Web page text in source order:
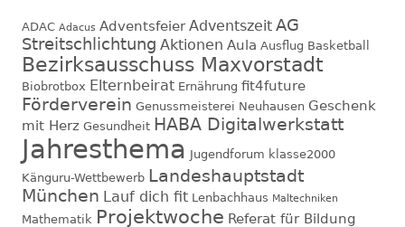
ADAC Adacus Adventsfeier Adventszeit AG
Streitschlichtung Aktionen Aula Ausflug Basketball
Bezirksausschuss Maxvorstadt
Biobrotbox Elternbeirat Ernährung fit4future
Förderverein Genussmeisterei Neuhausen Geschenk
mit Herz Gesundheit HABA Digitalwerkstatt
Jahresthema Jugendforum klasse2000
Känguru-Wettbewerb Landeshauptstadt
München Lauf dich fit Lenbachhaus Maltechniken
Mathematik Projektwoche Referat für Bildung